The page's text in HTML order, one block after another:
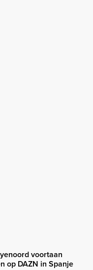
voortaan
op DAZN in Spanje